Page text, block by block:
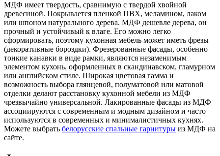
МДФ имеет твердость, сравнимую с твердой хвойной
древесиной. Покрывается пленкой ПВХ, меламином, лаком
или шпоном натурального дерева. МДФ дешевле дерева, он
прочный и устойчивый к влаге. Его можно легко
сформировать, поэтому кухонная мебель может иметь фрезы
(декоративные бороздки). Фрезерованные фасады, особенно
тонкие канавки в виде рамки, являются незаменимым
элементом кухонь, оформленных в скандинавском, гламурном
или английском стиле. Широкая цветовая гамма и
возможность выбора глянцевой, полуматовой или матовой
отделки делают расстановку кухонной мебели из МДФ
чрезвычайно универсальной. Лакированные фасады из МДФ
ассоциируются с современным и модным дизайном и часто
используются в современных и минималистичных кухнях.
Можете выбрать белорусские спальные гарнитуры из МДФ на
сайте.